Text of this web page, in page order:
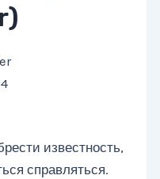
известность,
справляться.